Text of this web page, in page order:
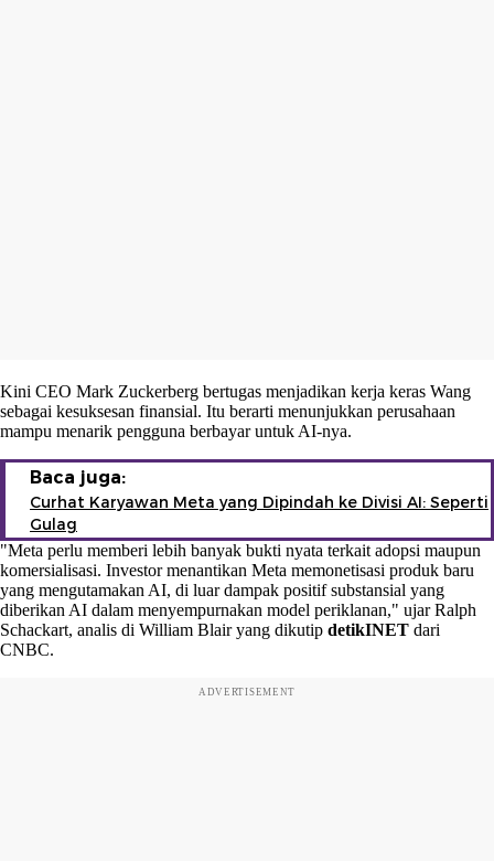
Kini CEO Mark Zuckerberg bertugas menjadikan kerja keras Wang
sebagai kesuksesan finansial. Itu berarti menunjukkan perusahaan
mampu menarik pengguna berbayar untuk AI-nya.
Baca juga:
Curhat Karyawan Meta yang Dipindah ke Divisi AI: Seperti
Gulag
"Meta perlu memberi lebih banyak bukti nyata terkait adopsi maupun
komersialisasi. Investor menantikan Meta memonetisasi produk baru
yang mengutamakan AI, di luar dampak positif substansial yang
diberikan AI dalam menyempurnakan model periklanan," ujar Ralph
Schackart, analis di William Blair yang dikutip detikINET dari
CNBC.
ADVERTISEMENT